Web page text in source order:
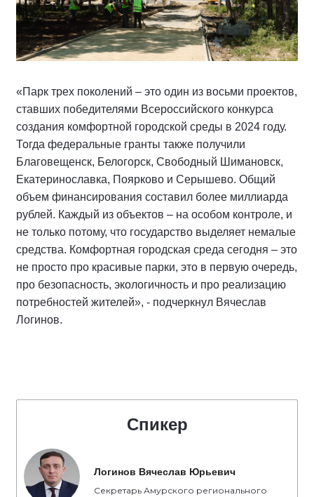
«Парк трех поколений – это один из восьми проектов,
ставших победителями Всероссийского конкурса
создания комфортной городской среды в 2024 году.
Тогда федеральные гранты также получили
Благовещенск, Белогорск, Свободный Шимановск,
Екатеринославка, Поярково и Серышево. Общий
объем финансирования составил более миллиарда
рублей. Каждый из объектов – на особом контроле, и
не только потому, что государство выделяет немалые
средства. Комфортная городская среда сегодня – это
не просто про красивые парки, это в первую очередь,
про безопасность, экологичность и про реализацию
потребностей жителей», - подчеркнул Вячеслав
Логинов.
Спикер
Логинов Вячеслав Юрьевич
Секретарь Амурского регионального